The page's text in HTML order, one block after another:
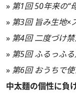
» 第1回 50年来の“
» 第3回 旨み生地×
» 第4回 二度づけ
» 第5回 ふるっふ
» 第6回 おうちで
中太麵の個性に負